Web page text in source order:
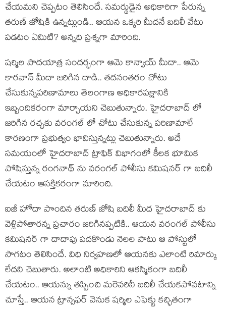
చేయమని చెప్పటం తెలిసిందే. సమర్థుడైన అధికారిగా పేరున్న
తరుణ్ జోషికి ఉన్నట్లుండి.. ఆయన ఒక్కరి మీదనే బదిలీ వేటు
పడటం ఏమిటి? అన్నది ప్రశ్నగా మారింది.
షర్మిల పాదయాత్ర సందర్భంగా ఆమె కాన్వాయ్ మీదా.. ఆమె
కారవాన్ మీదా జరిగిన దాడి.. తదనంతరం చోటు
చేసుకున్నపరిణామాలు తెలంగాణ అధికారపక్షానికి
ఇబ్బందికరంగా మార్చాయని చెబుతున్నారు. హైదరాబాద్ లో
జరిగిన రచ్చకు వరంగల్ లో చోటు చేసుకున్న పరిణామాలే
కారణంగా ప్రభుత్వం భావిస్తున్నట్లు చెబుతున్నారు. అదే
సమయంలో హైదరాబాద్ ట్రాఫిక్ విభాగంలో కీలక భూమిక
పోషిస్తున్న రంగనాథ్ ను వరంగల్ పోలీసు కమిషనర్ గా బదిలీ
చేయటం ఆసక్తికరంగా మారింది.
ఐజీ హోదా పొందిన తరుణ్ జోషి బదిలీ మీద హైదరాబాద్ కు
వెళ్లిపోతారన్న ప్రచారం జరిగినప్పటికి.. ఆయన వరంగల్ పోలీసు
కమిషనర్ గా దాదాపు పదకొండు నెలల పాటు ఆ పోస్టులో
సాగటం తెలిసిందే. విధి నిర్వహణలో ఆయనకు ఎలాంటి రిమార్కు
లేదని చెబుతారు. అలాంటి అధికారిని ఆకస్మికంగా బదిలీ
చేయటం.. ఆయన్ను తప్పించి మరెవరినీ బదిలీ చేయకపోవటాన్ని
చూస్తే.. ఆయన ట్రాన్సఫర్ వెనుక షర్మిల ఎఫెక్టు కచ్ఛితంగా